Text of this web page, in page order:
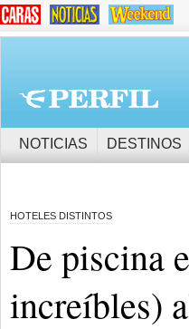
NOTICIAS DESTINOS
HOTELES DISTINTOS
De piscina
increíbles)